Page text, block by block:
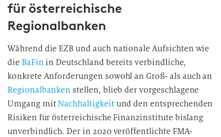
für österreichische
Regionalbanken
Während die EZB und auch nationale Aufsichten wie
die BaFin in Deutschland bereits verbindliche,
konkrete Anforderungen sowohl an Groß- als auch an
Regionalbanken stellen, blieb der vorgeschlagene
Umgang mitNachhaltigkeitund den entsprechenden
Risiken für österreichische Finanzinstitute bislang
unverbindlich. Der in 2020 veröffentlichte FMA-